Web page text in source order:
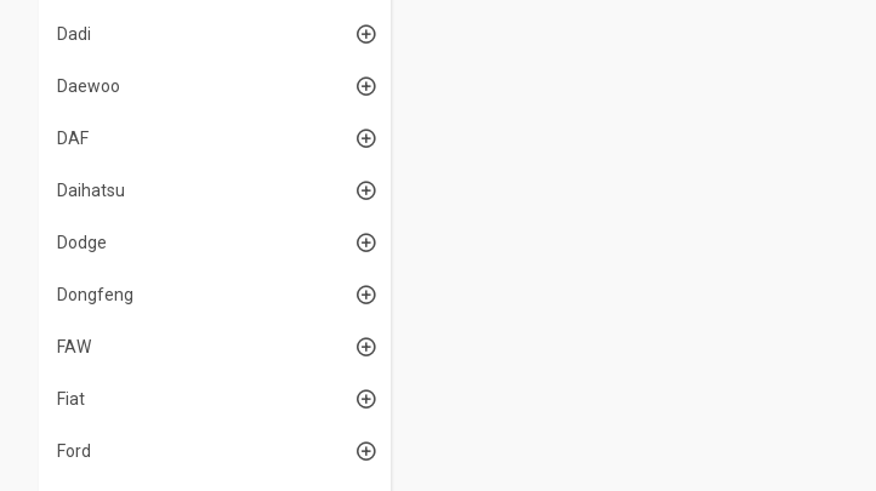
Dadi
Daewoo
DAF
Daihatsu
Dodge
Dongfeng
FAW
Fiat
Ford